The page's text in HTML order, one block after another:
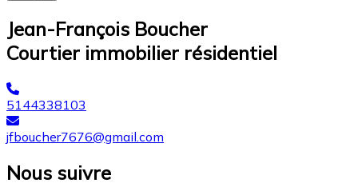
Jean-François Boucher
5144338103